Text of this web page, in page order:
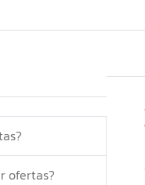
ofertas?